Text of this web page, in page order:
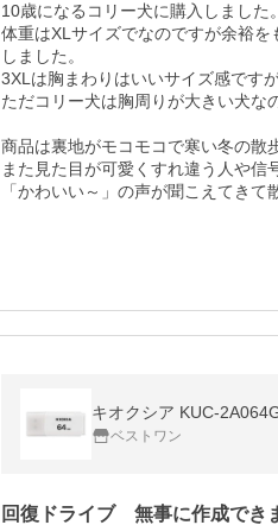
10歳になるコリー犬に購入しました。
体重はXLサイズでなのですが余裕
しました。
3XLは胸まわりはいいサイズ感です
ただコリー犬は胸周りが大きい犬な
商品は裏地がモコモコで寒い冬の散
また見た目が可愛くすれ違う人や信
「かわいい～」の声が聞こえてきて
キオクシア KUC-
ベストワン
回復ドライブ 無事に作成でき